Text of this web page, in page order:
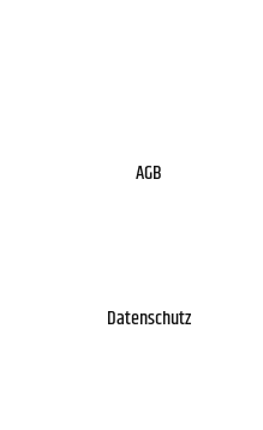
AGB
Datenschutz